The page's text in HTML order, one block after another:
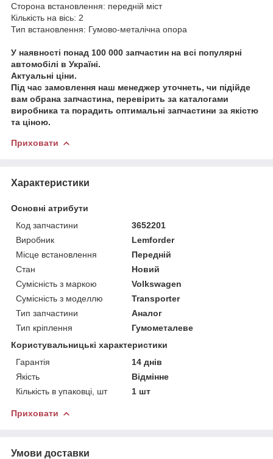
Сторона встановлення: передній міст
Кількість на вісь: 2
Тип встановлення: Гумово-металічна опора
У наявності понад 100 000 запчастин на всі популярні
автомобілі в Україні.
Актуальні ціни.
Під час замовлення наш менеджер уточнеть, чи підійде
вам обрана запчастина, перевірить за каталогами
виробника та порадить оптимальні запчастини за якістю
та ціною.
Приховати
Характеристики
Основні атрибути
Код запчастини
3652201
Виробник
Lemforder
Місце встановлення
Передній
Стан
Новий
Сумісність з маркою
Volkswagen
Сумісність з моделлю
Transporter
Тип запчастини
Аналог
Тип кріплення
Гумометалеве
Користувальницькі характеристики
Гарантія
14 днів
Якість
Відмінне
Кількість в упаковці, шт
1 шт
Приховати
Умови доставки